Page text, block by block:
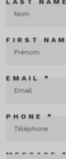
FIRST
EMAIL *
PHONE *
MESSAGE *